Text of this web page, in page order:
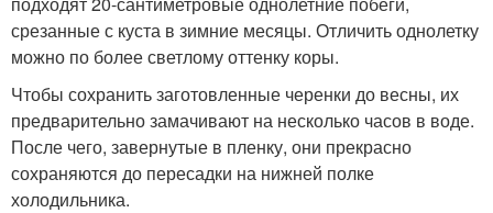
срезанные с куста в зимние месяцы. Отличить однолетку
можно по более светлому оттенку коры.
Чтобы сохранить заготовленные черенки до весны, их
предварительно замачивают на несколько часов в воде.
После чего, завернутые в пленку, они прекрасно
сохраняются до пересадки на нижней полке
холодильника.